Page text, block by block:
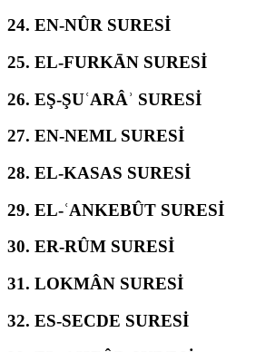
24. EN-NÛR SURESİ
25. EL-FURKĀN SURESİ
26. EŞ-ŞUʿARÂʾ SURESİ
27. EN-NEML SURESİ
28. EL-KASAS SURESİ
29. EL-ʿANKEBÛT SURESİ
30. ER-RÛM SURESİ
31. LOKMÂN SURESİ
32. ES-SECDE SURESİ